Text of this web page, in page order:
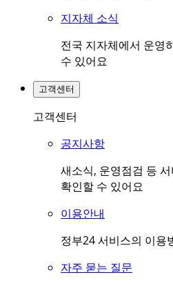
지자체 소식
전국 지자체에서 운영
수 있어요
고객센터
고객센터
공지사항
새소식, 운영점검 등
확인할 수 있어요
이용안내
정부24 서비스의 이용
자주 묻는 질문